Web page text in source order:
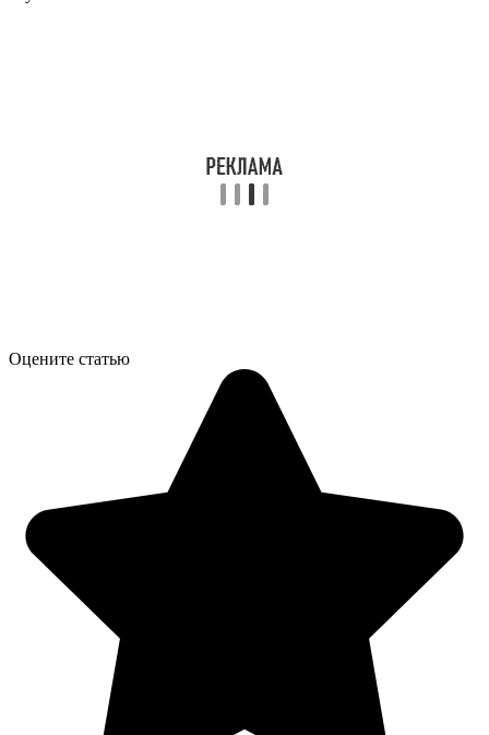
Оцените статью